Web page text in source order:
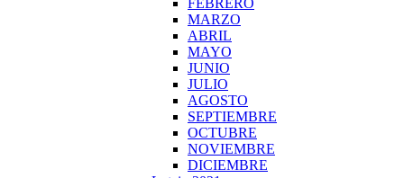
FEBRERO
MARZO
ABRIL
MAYO
JUNIO
JULIO
AGOSTO
SEPTIEMBRE
OCTUBRE
NOVIEMBRE
DICIEMBRE